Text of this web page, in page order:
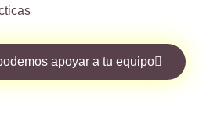
apoyar a tu equipo